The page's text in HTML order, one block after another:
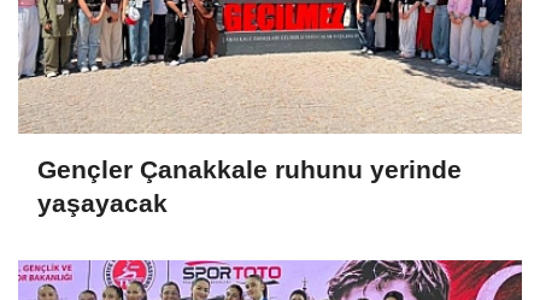
Gençler Çanakkale ruhunu yerinde
yaşayacak